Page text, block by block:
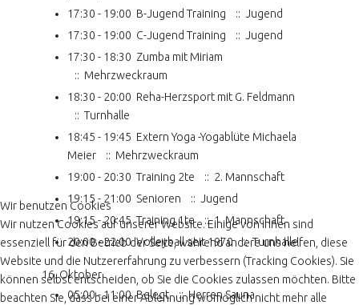
17:30 - 19:00 B-Jugend Training
:: Jugend
17:30 - 19:00 C-Jugend Training
:: Jugend
17:30 - 18:30 Zumba mit Miriam
:: Mehrzweckraum
18:30 - 20:00 Reha-Herzsport mit G. Feldmann
:: Turnhalle
18:45 - 19:45 Extern Yoga -Yogablüte Michaela
Meier
:: Mehrzweckraum
19:00 - 20:30 Training 2te
:: 2. Mannschaft
19:15 - 21:00 Senioren
:: Jugend
19:15 - 20:45Training 1te :: 1. Mannschaft
20:00 - 22:00Volleyball seit 1970 :: Turnhalle
16. Oktober
05:00 - 11:00Belegt :: Herren Sauna
Wir benutzen Cookies
Wir nutzen Cookies auf unserer Website. Einige von ihnen sind
essenziell für den Betrieb der Seite, während andere uns helfen, diese
Website und die Nutzererfahrung zu verbessern (Tracking Cookies). Sie
können selbst entscheiden, ob Sie die Cookies zulassen möchten. Bitte
beachten Sie, dass bei einer Ablehnung womöglich nicht mehr alle